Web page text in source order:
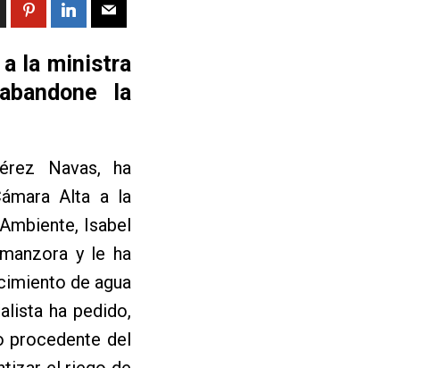
a la ministra
la
Navas, ha
Alta a la
Isabel
y le ha
de agua
ha pedido,
procedente del